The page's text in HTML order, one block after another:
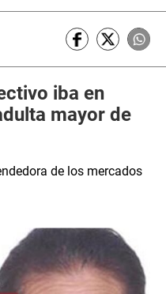
iba en
mayor de
de los mercados